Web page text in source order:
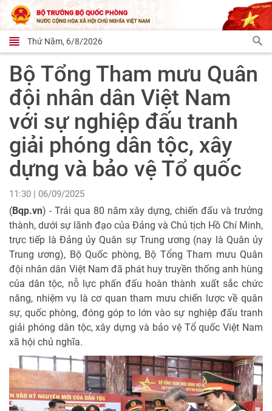
Thứ Năm, 6/8/2026
Bộ Tổng Tham mưu Quân
đội nhân dân Việt Nam
với sự nghiệp đấu tranh
giải phóng dân tộc, xây
dựng và bảo vệ Tổ quốc
11:30 | 06/09/2025
(Bqp.vn) - Trải qua 80 năm xây dựng, chiến đấu và trưởng
thành, dưới sự lãnh đạo của Đảng và Chủ tịch Hồ Chí Minh,
trực tiếp là Đảng ủy Quân sự Trung ương (nay là Quân ủy
Trung ương), Bộ Quốc phòng, Bộ Tổng Tham mưu Quân
đội nhân dân Việt Nam đã phát huy truyền thống anh hùng
của dân tộc, nỗ lực phấn đấu hoàn thành xuất sắc chức
năng, nhiệm vụ là cơ quan tham mưu chiến lược về quân
sự, quốc phòng, đóng góp to lớn vào sự nghiệp đấu tranh
giải phóng dân tộc, xây dựng và bảo vệ Tổ quốc Việt Nam
xã hội chủ nghĩa.